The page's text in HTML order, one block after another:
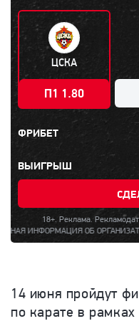
ЦСКА
П1 1.80
ФРИБЕТ
ВЫИГРЫШ
18+. Реклама.
ОБ
14 июня пройдут
по карате в